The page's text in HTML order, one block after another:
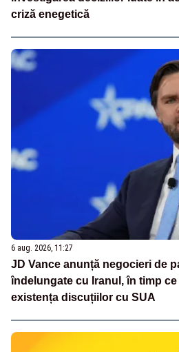
criză enegetică
6 aug. 2026, 11:27
JD Vance anunță negocieri de
îndelungate cu Iranul, în timp
existența discuțiilor cu SUA